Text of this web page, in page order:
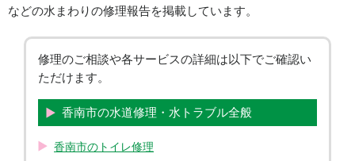
などの水まわりの修理報告を掲載しています。
修理のご相談や各サービスの詳細は以下でご確認い
ただけます。
香南市の水道修理・水トラブル全般
香南市のトイレ修理